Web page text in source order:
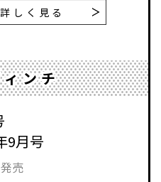
詳しく見る
ンチ
9月号
売